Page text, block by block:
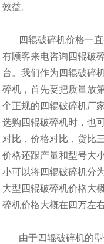
效益。
四辊破碎机价格一直
有顾客来电咨询四辊破
台。我们作为四辊破碎
碎机，首先要把质量放
个正规的四辊破碎机厂
选购四辊破碎机时，也
对比，价格对比，货比
价格还跟产量和型号大
小可以将四辊破碎机分
大型四辊破碎机价格大
碎机价格大概在四万左右
由于四辊破碎机的型